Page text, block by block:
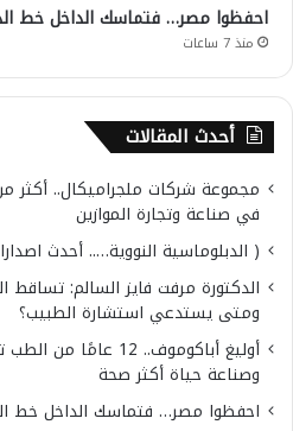
احفظوا مصر… فتماسك الداخل خط
منذ 7 ساعات
أحدث المقالات
في صناعة وتجارة الموازين
( الدبلوماسية النووية….. أحدث
الدكتورة مرفت فايز السالم:
ومتى يستدعي استشارة الطبيب؟
أوليغ أباكوموف.. 12
وصناعة حياة أكثر صحة
احفظوا مصر… فتماسك الداخل خط